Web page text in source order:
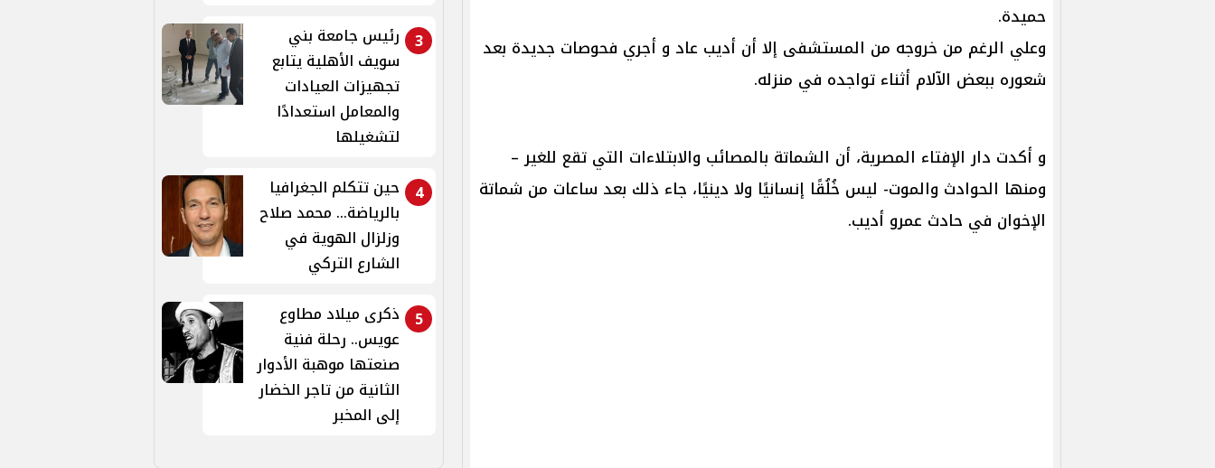
حميدة.
وعلي الرغم من خروجه من المستشفى إلا أن أديب عاد و أجري فحوصات جديدة بعد
شعوره ببعض الآلام أثناء تواجده في منزله.
و أكدت دار الإفتاء المصرية، أن الشماتة بالمصائب والابتلاءات التي تقع للغير –
ومنها الحوادث والموت- ليس خُلُقًا إنسانيًا ولا دينيًا، جاء ذلك بعد ساعات من شماتة
الإخوان في حادث عمرو أديب.
3 رئيس جامعة بني
سويف الأهلية يتابع
تجهيزات العيادات
والمعامل استعدادًا
لتشغيلها
4
حين تتكلم الجغرافيا
بالرياضة... محمد صلاح
وزلزال الهوية في
الشارع التركي
5
ذكرى ميلاد مطاوع
عويس.. رحلة فنية
صنعتها موهبة الأدوار
الثانية من تاجر الخضار
إلى المخبر